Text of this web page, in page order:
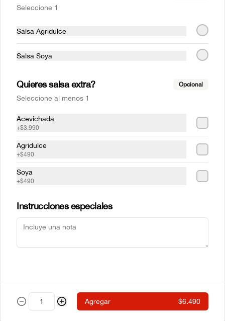
SALMON
Mr Sake
$5.990
Sake Crab Sake Ebi
Seleccione 1
Salsa Agridulce
Salsa Soya
Quieres salsa extra? Opcional
Seleccione al menos 1
Acevichada
+$3.990
Agridulce
+$490
Soya
+$490
Instrucciones especiales
Agregar $6.490